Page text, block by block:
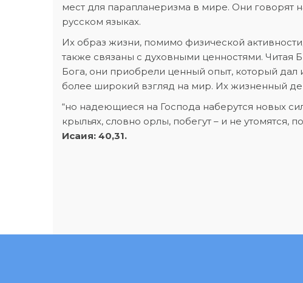
мест для парапланеризма в мире. Они говорят
русском языках.
Их образ жизни, помимо физической
также связаны с духовными ценностями. Читая
Бога, они приобрели ценный опыт, который дал
более широкий взгляд на мир. Их жизненный
“но надеющиеся на Господа наберутся новых
крыльях, словно орлы, побегут – и не утомятся,
Исаия: 40,31.